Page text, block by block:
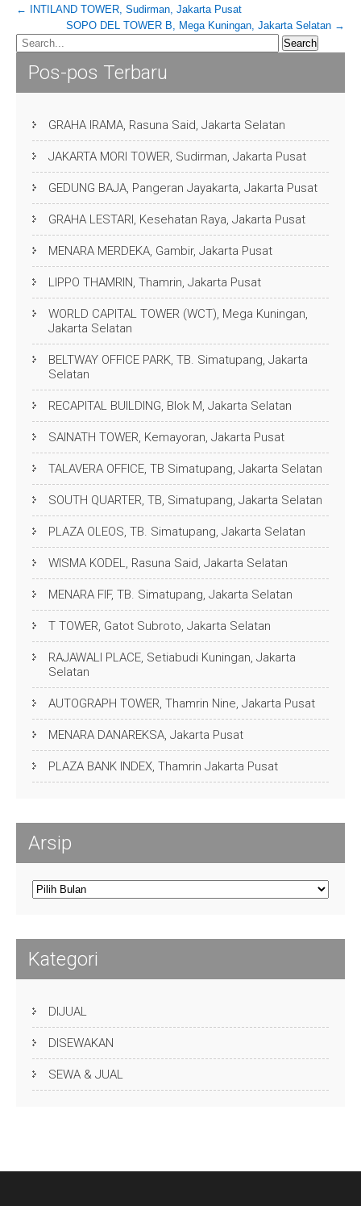
Post
navigation
←
INTILAND TOWER, Sudirman, Jakarta Pusat
SOPO DEL TOWER B, Mega Kuningan, Jakarta Selatan →
Pos-pos Terbaru
GRAHA IRAMA, Rasuna Said, Jakarta Selatan
JAKARTA MORI TOWER, Sudirman, Jakarta Pusat
GEDUNG BAJA, Pangeran Jayakarta, Jakarta Pusat
GRAHA LESTARI, Kesehatan Raya, Jakarta Pusat
MENARA MERDEKA, Gambir, Jakarta Pusat
LIPPO THAMRIN, Thamrin, Jakarta Pusat
WORLD CAPITAL TOWER (WCT), Mega Kuningan,
Jakarta Selatan
BELTWAY OFFICE PARK, TB. Simatupang, Jakarta
Selatan
RECAPITAL BUILDING, Blok M, Jakarta Selatan
SAINATH TOWER, Kemayoran, Jakarta Pusat
TALAVERA OFFICE, TB Simatupang, Jakarta Selatan
SOUTH QUARTER, TB, Simatupang, Jakarta Selatan
PLAZA OLEOS, TB. Simatupang, Jakarta Selatan
WISMA KODEL, Rasuna Said, Jakarta Selatan
MENARA FIF, TB. Simatupang, Jakarta Selatan
T TOWER, Gatot Subroto, Jakarta Selatan
RAJAWALI PLACE, Setiabudi Kuningan, Jakarta
Selatan
AUTOGRAPH TOWER, Thamrin Nine, Jakarta Pusat
MENARA DANAREKSA, Jakarta Pusat
PLAZA BANK INDEX, Thamrin Jakarta Pusat
Arsip
Arsip
Kategori
DIJUAL
DISEWAKAN
SEWA & JUAL